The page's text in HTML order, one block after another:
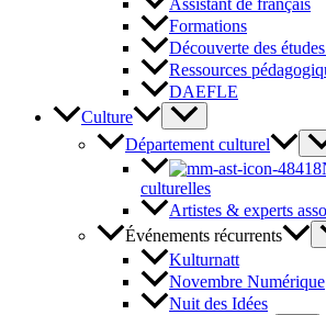
Formations
Découverte des
Ressources
DAEFLE
Culture
Département culturel
culturelles
Artistes & experts
Événements récurrents
Kulturnatt
Novembre Numérique
Nuit des Idées